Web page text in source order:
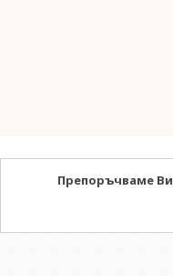
Препоръчваме Ви